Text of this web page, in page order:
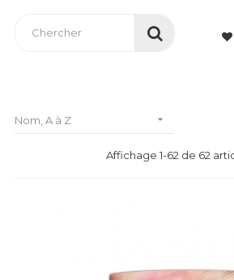
Nom, A à Z 
Affichage 1-62 de 62